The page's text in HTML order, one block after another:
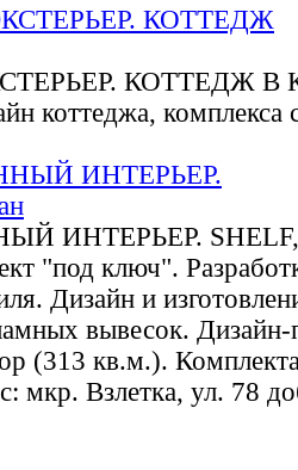
КОТТЕДЖ В
коттеджа, комплекса
ИНТЕРЬЕР. SHELF,
"под ключ".
Дизайн и
вывесок. Дизайн-
(313 кв.м.).
мкр. Взлетка, ул. 78